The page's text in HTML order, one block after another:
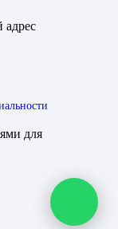
адрес
для